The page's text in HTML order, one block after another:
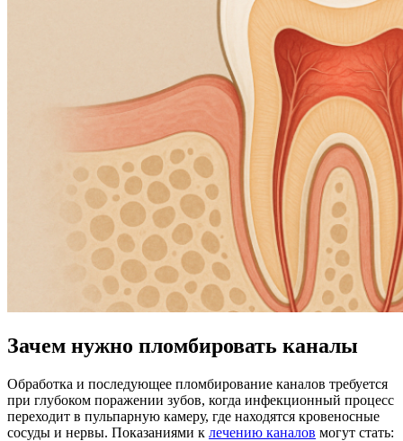
Зачем нужно пломбировать каналы
Обработка и последующее пломбирование каналов требуется
при глубоком поражении зубов, когда инфекционный процесс
переходит в пульпарную камеру, где находятся кровеносные
сосуды и нервы. Показаниями к лечению каналов могут стать: